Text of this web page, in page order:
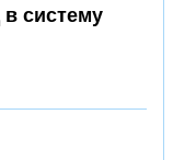
систему